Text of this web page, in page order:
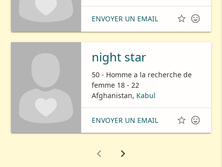
ENVOYER UN EMAIL  
night star
50 - Homme a la recherche de
femme 18 - 22
Afghanistan, Kabul
ENVOYER UN EMAIL  
 